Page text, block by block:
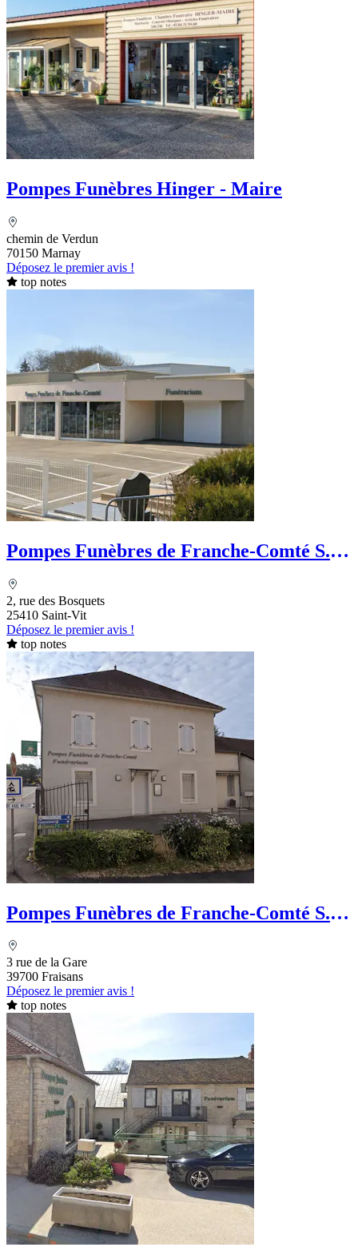
Pompes Funèbres Hinger - Maire
chemin de Verdun
70150 Marnay
Déposez le premier avis !
top notes
Pompes Funèbres de Franche-Comté S.
2, rue des Bosquets
25410 Saint-Vit
Déposez le premier avis !
top notes
Pompes Funèbres de Franche-Comté S.
3 rue de la Gare
39700 Fraisans
Déposez le premier avis !
top notes